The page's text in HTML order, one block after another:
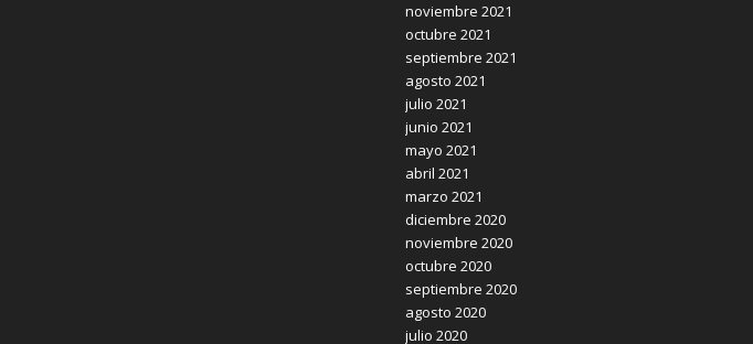
noviembre 2021
octubre 2021
septiembre 2021
agosto 2021
julio 2021
junio 2021
mayo 2021
abril 2021
marzo 2021
diciembre 2020
noviembre 2020
octubre 2020
septiembre 2020
agosto 2020
julio 2020